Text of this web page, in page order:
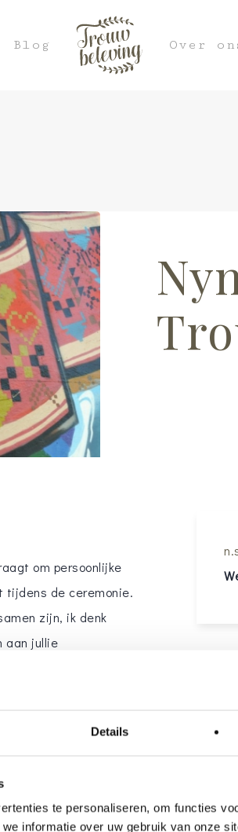
Details
te personaliseren, om functies
informatie over uw gebruik van onze
Blog Over
om persoonlijke
tijdens de ceremonie.
zijn, ik denk
aan jullie
van ontroering en
willen omschrijven
Ik hou van
jullie centraal